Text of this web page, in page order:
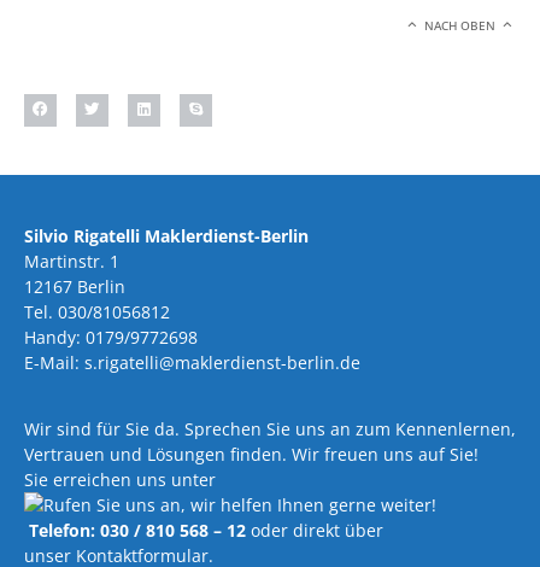
NACH OBEN
Silvio Rigatelli Maklerdienst-Berlin
Martinstr. 1
12167 Berlin
Tel. 030/81056812
Handy: 0179/9772698
E-Mail: s.rigatelli@maklerdienst-berlin.de
Wir sind für Sie da. Sprechen Sie uns an zum Kennenlernen,
Vertrauen und Lösungen finden. Wir freuen uns auf Sie!
Sie erreichen uns unter
Telefon: 030 / 810 568 – 12 oder direkt über
unser Kontaktformular.